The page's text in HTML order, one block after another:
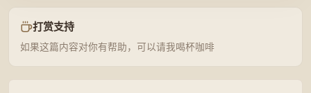
打赏支持
如果这篇内容对你有帮助，可以请我喝杯咖啡